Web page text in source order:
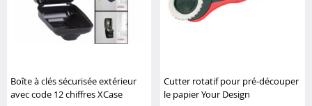
Boîte à clés sécurisée extérieur
avec code 12 chiffres XCase
Cutter rotatif pour pré-découper
le papier Your Design